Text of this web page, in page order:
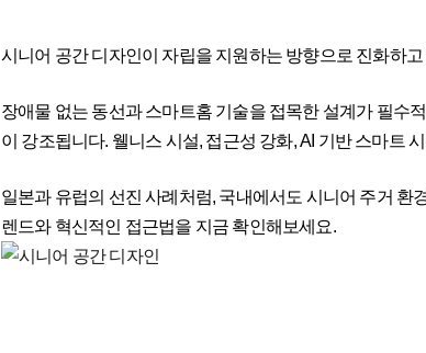
시니어 공간 디자인이 자립을 지원하는 방향으로 진화하
장애물 없는 동선과 스마트홈 기술을 접목한 설계가 필수
이 강조됩니다. 웰니스 시설, 접근성 강화, AI 기반 스마트
일본과 유럽의 선진 사례처럼, 국내에서도 시니어 주거 환
렌드와 혁신적인 접근법을 지금 확인해보세요.